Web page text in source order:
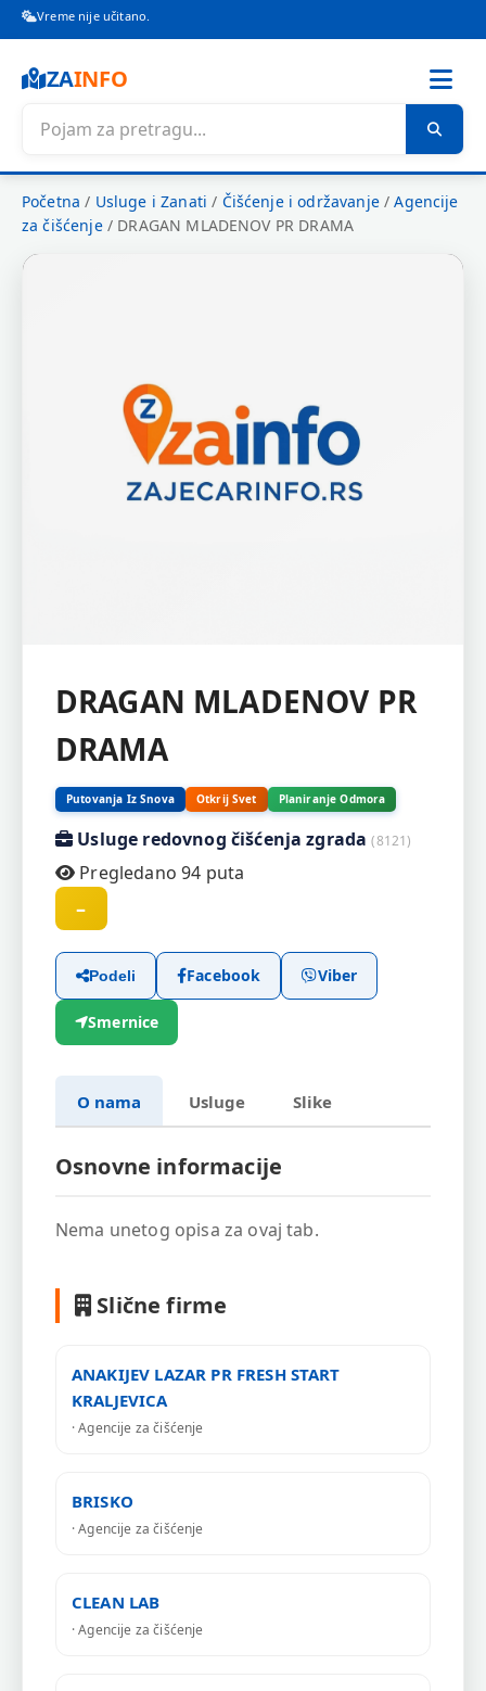
Vreme nije učitano.
ZAINFO
Početna / Usluge i Zanati / Čišćenje i održavanje/Agencije
za čišćenje/ DRAGAN MLADENOV PR DRAMA
DRAGAN MLADENOV PR
DRAMA
Putovanja Iz Snova Otkrij Svet Planiranje Odmora
Usluge redovnog čišćenja zgrada(8121)
Pregledano 94 puta
–
Podeli Facebook Viber
Smernice
O nama Usluge Slike
Osnovne informacije
Nema unetog opisa za ovaj tab.
Slične firme
ANAKIJEV LAZAR PR FRESH START
KRALJEVICA
· Agencije za čišćenje
BRISKO
· Agencije za čišćenje
CLEAN LAB
· Agencije za čišćenje